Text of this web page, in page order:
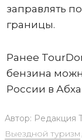
заправлять
границы.
Ранее
бензина
России в
Автор: Редакция
Выездной туризм